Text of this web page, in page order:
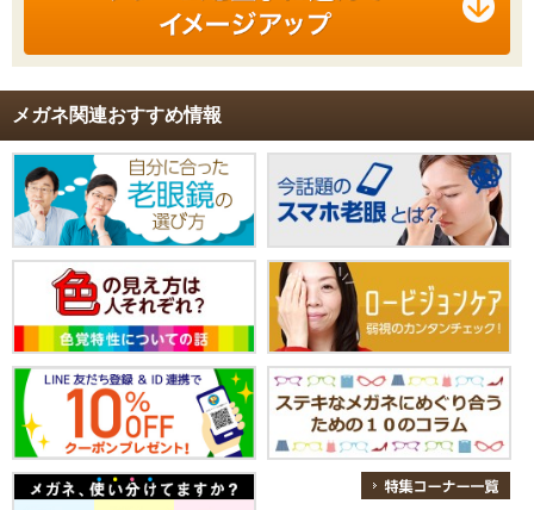
メガネ関連おすすめ情報